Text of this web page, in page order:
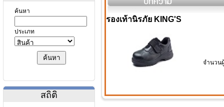
ค้นหา
ประเภท
สถิติ
รองเท้านิรภัย KING'S
จำนวน